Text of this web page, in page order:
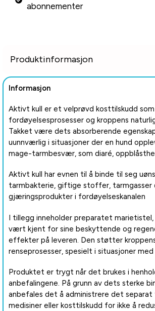
abonnementer
Produktinformasjon
Informasjon
Aktivt kull er et velprøvd kosttilskudd
fordøyelsesprosesser og kroppens
Takket være dets absorberende
uunnværlig i situasjoner der en hund
mage-tarmbesvær, som diaré,
Aktivt kull har evnen til å binde til seg
tarmbakterie, giftige stoffer, tarmgasser
gjæringsprodukter i fordøyelseskanalen
I tillegg inneholder preparatet marietistel,
vært kjent for sine beskyttende og
effekter på leveren. Den støtter
renseprosesser, spesielt i situasjoner
Produktet er trygt når det brukes i
anbefalingene. På grunn av dets sterke
anbefales det å administrere det separat
medisiner eller kosttilskudd for ikke å